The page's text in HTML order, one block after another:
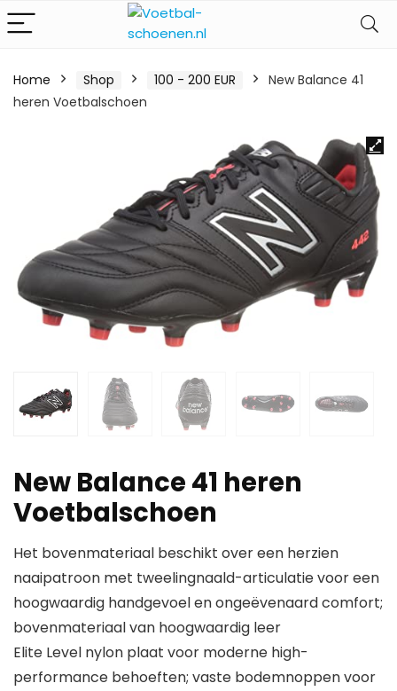
Home Shop 100 - 200 EUR
New Balance 41
heren Voetbalschoen
New Balance 41 heren
Voetbalschoen
Het bovenmateriaal beschikt over een herzien
naaipatroon met tweelingnaald-articulatie voor een
hoogwaardig handgevoel en ongeëvenaard comfort;
bovenmateriaal van hoogwaardig leer
Elite Level nylon plaat voor moderne high-
performance behoeften; vaste bodemnoppen voor